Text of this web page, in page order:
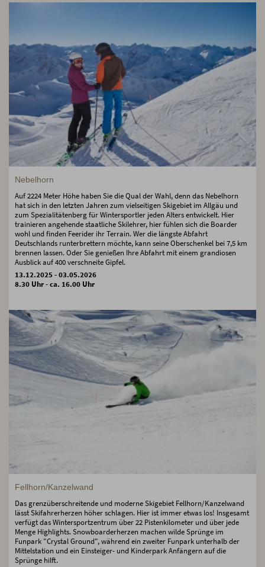
Nebelhorn
Auf 2224 Meter Höhe haben Sie die Qual der Wahl, denn das Nebelhorn
hat sich in den letzten Jahren zum vielseitigen Skigebiet im Allgäu und
zum Spezialitätenberg für Wintersportler jeden Alters entwickelt. Hier
trainieren angehende staatliche Skilehrer, hier fühlen sich die Boarder
wohl und finden Feerider ihr Terrain. Wer die längste Abfahrt
Deutschlands runterbrettern möchte, kann seine Oberschenkel bei 7,5 km
brennen lassen. Oder Sie genießen Ihre Abfahrt mit einem grandiosen
Ausblick auf 400 verschneite Gipfel.
13.12.2025 - 03.05.2026
8.30 Uhr - ca. 16.00 Uhr
Fellhorn/Kanzelwand
Das grenzüberschreitende und moderne Skigebiet Fellhorn/Kanzelwand
lässt Skifahrerherzen höher schlagen. Hier ist immer etwas los! Insgesamt
verfügt das Wintersportzentrum über 22 Pistenkilometer und über jede
Menge Highlights. Snowboarderherzen machen wilde Sprünge im
Funpark "Crystal Ground", während ein zweiter Funpark unterhalb der
Mittelstation und ein Einsteiger- und Kinderpark Anfängern auf die
Sprünge hilft.